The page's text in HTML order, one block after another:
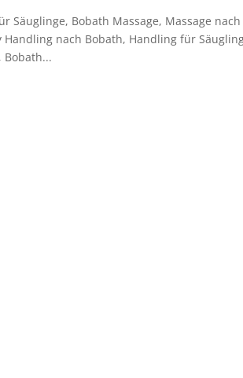
Bobath Massage, Massage
nach Bobath, Handling für
Bobath...